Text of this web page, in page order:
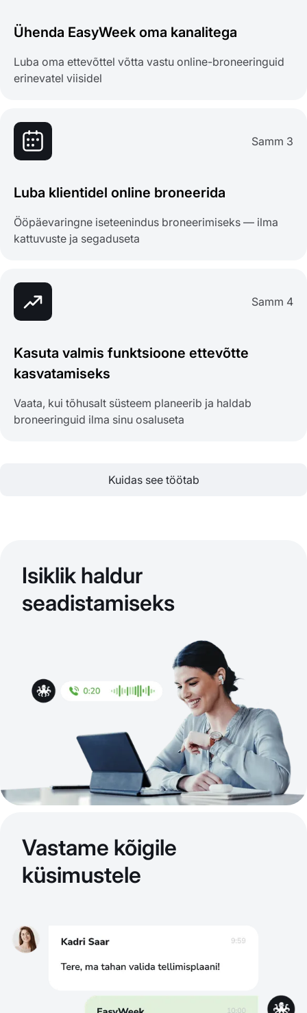
Ühenda EasyWeek oma kanalitega
Luba oma ettevõttel võtta vastu online-broneeringuid
erinevatel viisidel
Samm 3
Luba klientidel online broneerida
Ööpäevaringne iseteenindus broneerimiseks — ilma
kattuvuste ja segaduseta
Samm 4
Kasuta valmis funktsioone ettevõtte
kasvatamiseks
Vaata, kui tõhusalt süsteem planeerib ja haldab
broneeringuid ilma sinu osaluseta
Kuidas see töötab
Isiklik haldur
seadistamiseks
Vastame kõigile
küsimustele